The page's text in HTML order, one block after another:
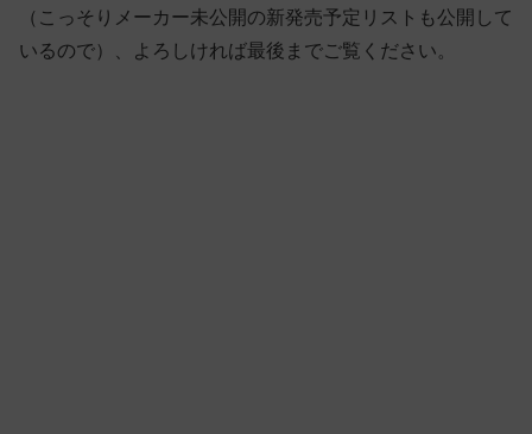
（こっそりメーカー未公開の新発売予定リストも公開して
いるので）、よろしければ最後までご覧ください。